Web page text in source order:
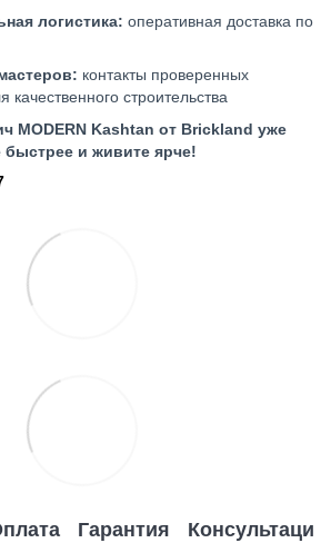
логистика: оперативная доставка по
контакты проверенных
качественного строительства
MODERN Kashtan от Brickland уже
быстрее и живите ярче!
Гарантия Консультация